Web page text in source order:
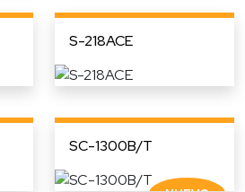
S-218ACE
SC-1300B/T